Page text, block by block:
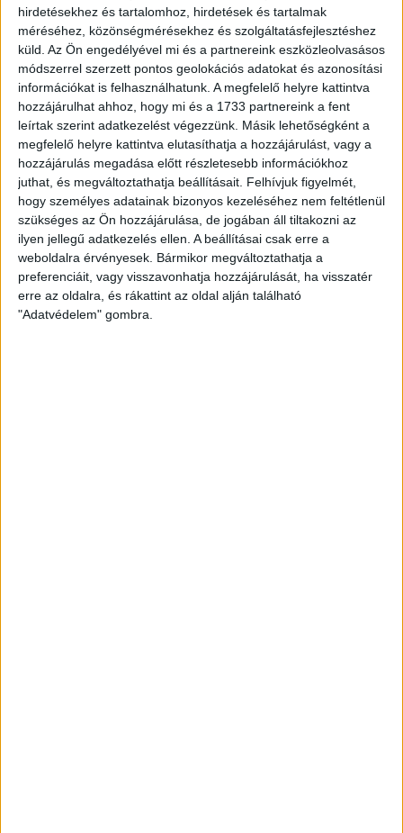
hirdetésekhez és tartalomhoz, hirdetések és tartalmak
méréséhez, közönségmérésekhez és szolgáltatásfejlesztéshez
küld. Az Ön engedélyével mi és a partnereink eszközleolvasásos
módszerrel szerzett pontos geolokációs adatokat és azonosítási
információkat is felhasználhatunk. A megfelelő helyre kattintva
hozzájárulhat ahhoz, hogy mi és a 1733 partnereink a fent
leírtak szerint adatkezelést végezzünk. Másik lehetőségként a
megfelelő helyre kattintva elutasíthatja a hozzájárulást, vagy a
hozzájárulás megadása előtt részletesebb információkhoz
juthat, és megváltoztathatja beállításait. Felhívjuk figyelmét,
hogy személyes adatainak bizonyos kezeléséhez nem feltétlenül
szükséges az Ön hozzájárulása, de jogában áll tiltakozni az
ilyen jellegű adatkezelés ellen. A beállításai csak erre a
weboldalra érvényesek. Bármikor megváltoztathatja a
preferenciáit, vagy visszavonhatja hozzájárulását, ha visszatér
erre az oldalra, és rákattint az oldal alján található
"Adatvédelem" gombra.
PAKSI FC